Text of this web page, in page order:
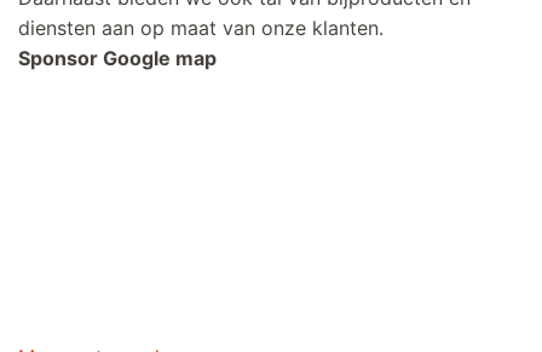
diensten aan op maat van onze klanten.
Sponsor Google map